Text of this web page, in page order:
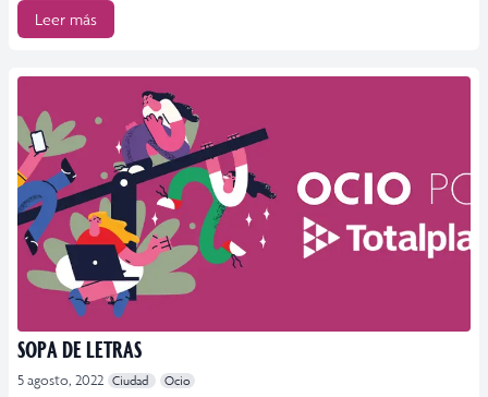
Leer más
SOPA DE LETRAS
5 agosto, 2022 Ciudad
Ocio